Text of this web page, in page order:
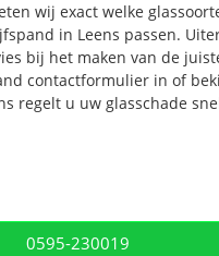
wij exact welke
in Leens passen.
bij het maken van de
contactformulier in of
regelt u uw glasschade
0595-230019